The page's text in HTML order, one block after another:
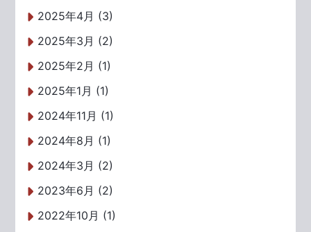
2025年4月 (3)
2025年3月 (2)
2025年2月 (1)
2025年1月 (1)
2024年11月 (1)
2024年8月 (1)
2024年3月 (2)
2023年6月 (2)
2022年10月 (1)